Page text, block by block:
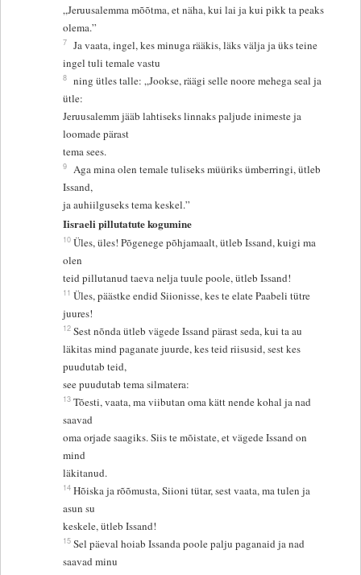
„Jeruusalemma mõõtma, et näha, kui lai ja kui pikk ta peaks
olema.”
7 Ja vaata, ingel, kes minuga rääkis, läks välja ja üks teine
ingel tuli temale vastu
8 ning ütles talle: „Jookse, räägi selle noore mehega seal ja
ütle:
Jeruusalemm jääb lahtiseks linnaks paljude inimeste ja
loomade pärast
tema sees.
9 Aga mina olen temale tuliseks müüriks ümberringi, ütleb
Issand,
ja auhiilguseks tema keskel.”
Iisraeli pillutatute kogumine
10 Üles, üles! Põgenege põhjamaalt, ütleb Issand, kuigi ma
olen
teid pillutanud taeva nelja tuule poole, ütleb Issand!
11 Üles, päästke endid Siionisse, kes te elate Paabeli tütre
juures!
12 Sest nõnda ütleb vägede Issand pärast seda, kui ta au
läkitas mind paganate juurde, kes teid riisusid, sest kes
puudutab teid,
see puudutab tema silmatera:
13 Tõesti, vaata, ma viibutan oma kätt nende kohal ja nad
saavad
oma orjade saagiks. Siis te mõistate, et vägede Issand on
mind
läkitanud.
14 Hõiska ja rõõmusta, Siioni tütar, sest vaata, ma tulen ja
asun su
keskele, ütleb Issand!
15 Sel päeval hoiab Issanda poole palju paganaid ja nad
saavad minu